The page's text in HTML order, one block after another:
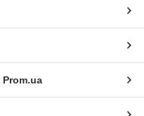
Prom.ua